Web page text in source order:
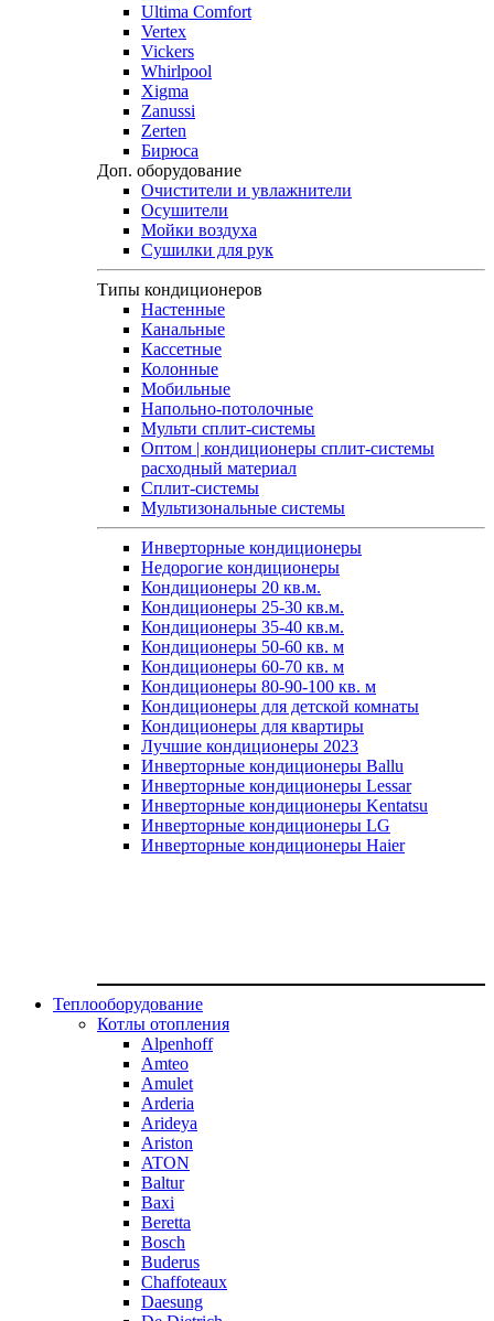
Ultima Comfort
Vertex
Vickers
Whirlpool
Xigma
Zanussi
Zerten
Бирюса
Доп. оборудование
Очистители и увлажнители
Осушители
Мойки воздуха
Сушилки для рук
Типы кондиционеров
Настенные
Канальные
Кассетные
Колонные
Мобильные
Напольно-потолочные
Мульти сплит-системы
Оптом | кондиционеры сплит-системы
расходный материал
Сплит-системы
Мультизональные системы
Инверторные кондиционеры
Недорогие кондиционеры
Кондиционеры 20 кв.м.
Кондиционеры 25-30 кв.м.
Кондиционеры 35-40 кв.м.
Кондиционеры 50-60 кв. м
Кондиционеры 60-70 кв. м
Кондиционеры 80-90-100 кв. м
Кондиционеры для детской комнаты
Кондиционеры для квартиры
Лучшие кондиционеры 2023
Инверторные кондиционеры Ballu
Инверторные кондиционеры Lessar
Инверторные кондиционеры Kentatsu
Инверторные кондиционеры LG
Инверторные кондиционеры Haier
Теплооборудование
Котлы отопления
Alpenhoff
Amteo
Amulet
Arderia
Arideya
Ariston
ATON
Baltur
Baxi
Beretta
Bosch
Buderus
Chaffoteaux
Daesung